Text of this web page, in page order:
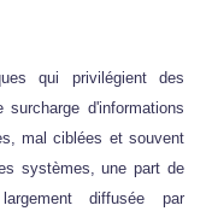
qui privilégient des
d'informations
mal ciblées et souvent
systèmes, une part de
diffusée par